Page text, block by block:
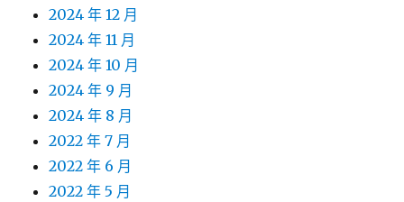
2024 年 12 月
2024 年 11 月
2024 年 10 月
2024 年 9 月
2024 年 8 月
2022 年 7 月
2022 年 6 月
2022 年 5 月